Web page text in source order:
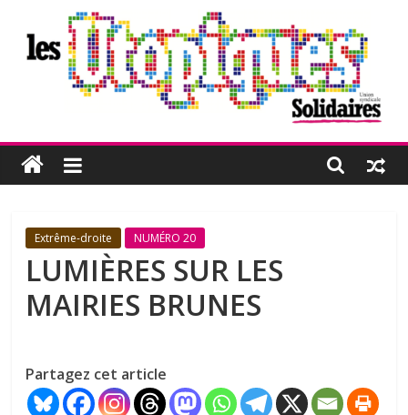
contenu
Les
Utopiques
Revue
réflexion
éditée
par
syndicale
Solidaires
Extrême-droite NUMÉRO 20
LUMIÈRES SUR LES
MAIRIES BRUNES
Partagez cet article